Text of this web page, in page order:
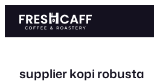
Skip
content
supplier kopi robusta